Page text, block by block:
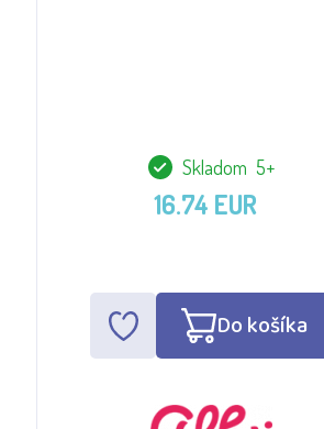
Skladom 5+
16.74 EUR
Do košíka